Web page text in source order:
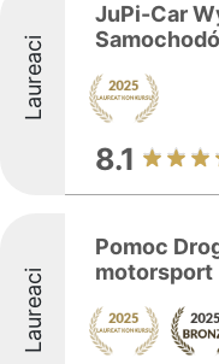
Laureaci
JuPi-Car
8.1
Laureaci
Pomoc
motorsport